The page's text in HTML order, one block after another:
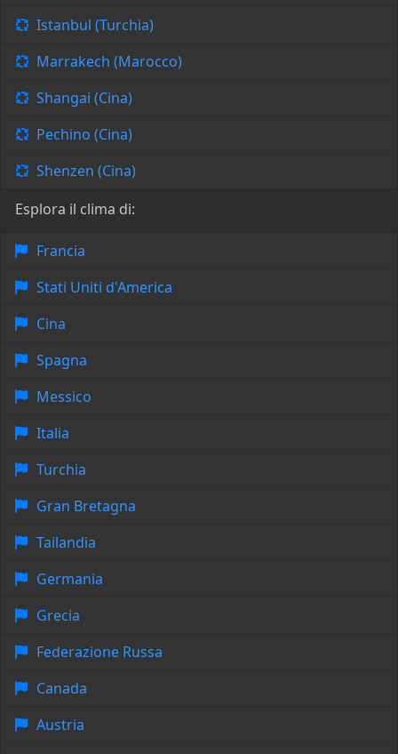
Istanbul (Turchia)
Marrakech (Marocco)
Shangai (Cina)
Pechino (Cina)
Shenzen (Cina)
Esplora il clima di:
Francia
Stati Uniti d'America
Cina
Spagna
Messico
Italia
Turchia
Gran Bretagna
Tailandia
Germania
Grecia
Federazione Russa
Canada
Austria